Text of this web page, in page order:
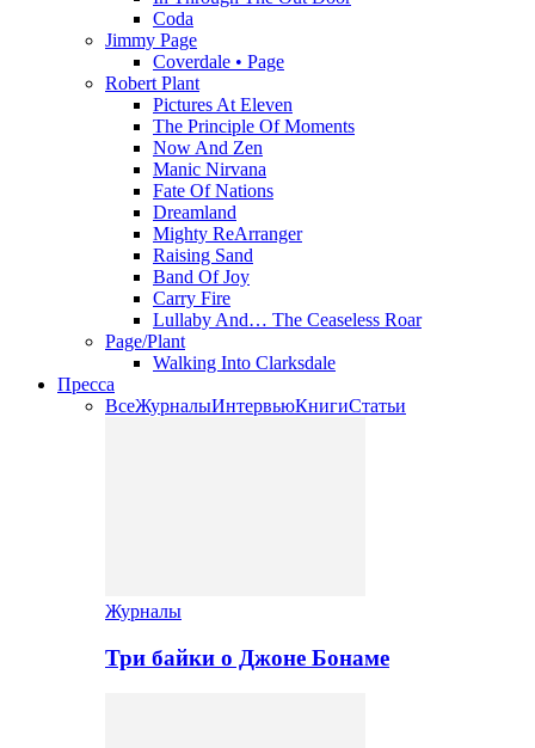
Coda
Jimmy Page
Coverdale • Page
Robert Plant
Pictures At Eleven
The Principle Of Moments
Now And Zen
Manic Nirvana
Fate Of Nations
Dreamland
Mighty ReArranger
Raising Sand
Band Of Joy
Carry Fire
Lullaby And… The Ceaseless Roar
Page/Plant
Walking Into Clarksdale
Пресса
ВсеЖурналыИнтервьюКнигиСтатьи
Журналы
Три байки о Джоне Бонаме